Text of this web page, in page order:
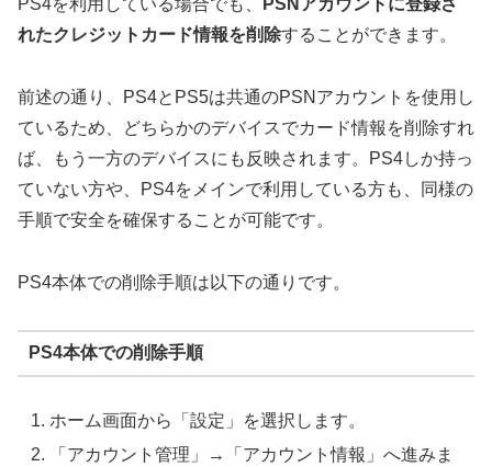
PS4を利用している場合でも、
PSNアカウントに登録さ
れたクレジットカード情報を削除することができます。
前述の通り、PS4とPS5は共通のPSNアカウントを使用し
ているため、どちらかのデバイスでカード情報を削除すれ
ば、もう一方のデバイスにも反映されます。PS4しか持っ
ていない方や、PS4をメインで利用している方も、同様の
手順で安全を確保することが可能です。
PS4本体での削除手順は以下の通りです。
PS4本体での削除手順
ホーム画面から「設定」を選択します。
「アカウント管理」→「アカウント情報」へ進みま